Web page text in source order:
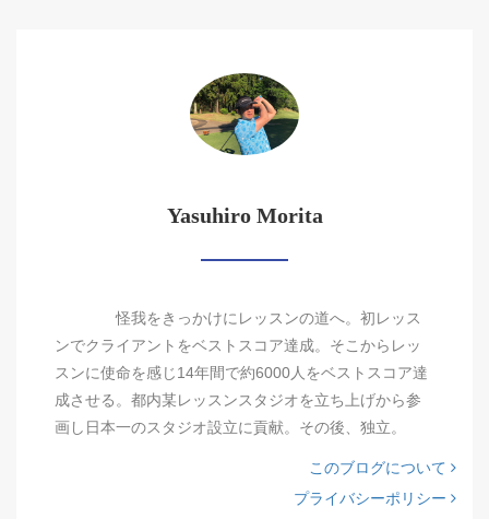
Yasuhiro Morita
怪我をきっかけにレッスンの道へ。初レッス
ンでクライアントをベストスコア達成。そこからレッ
スンに使命を感じ14年間で約6000人をベストスコア達
成させる。都内某レッスンスタジオを立ち上げから参
画し日本一のスタジオ設立に貢献。その後、独立。
このブログについて
プライバシーポリシー